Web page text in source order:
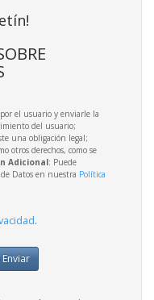
el usuario y enviarle la
del usuario;
una obligación legal;
otros derechos, como se
Adicional: Puede
Datos en nuestra Política
.
Enviar